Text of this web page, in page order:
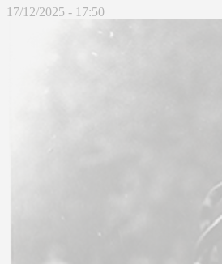
17/12/2025 - 17:50